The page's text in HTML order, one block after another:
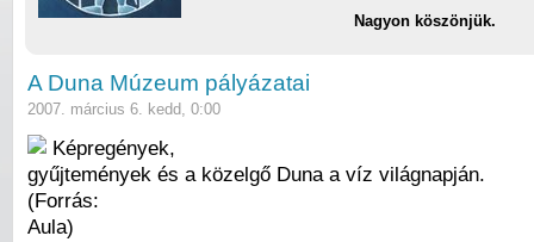
Nagyon köszönjük.
A Duna Múzeum pályázatai
2007. március 6. kedd, 0:00
Képregények,
gyűjtemények és a közelgő Duna a víz világnapján.
(Forrás:
Aula)